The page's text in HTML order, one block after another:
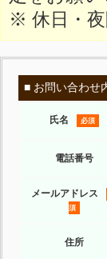
※ 休日・
■ お問い合わせ
氏名 必須
電話番号
メールアドレス
須
住所